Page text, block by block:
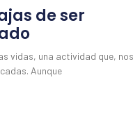
de ser
vidas, una actividad que, nos
Aunque